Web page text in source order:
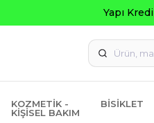
KOZMETIK -
KIŞISEL BAKIM
BISIKLET